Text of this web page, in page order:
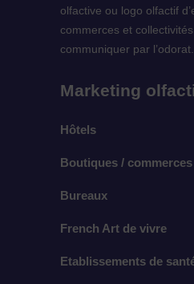
olfactive ou logo olfactif
commerces et
communiquer par l’odorat.
Marketing
Hôtels
Boutiques / commerces
Bureaux
French Art de vivre
Etablissements de